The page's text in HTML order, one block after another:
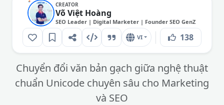
CREATOR
Võ Việt Hoàng
SEO Leader | Digital Marketer | Founder SEO GenZ
VI 138
Chuyển đổi văn bản gạch giữa nghệ thuật
chuẩn Unicode chuyên sâu cho Marketing
và SEO